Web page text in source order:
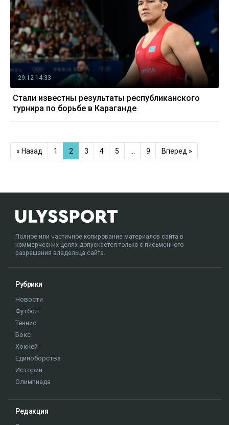
29.12 14:33
Стали известны результаты республиканского
турнира по борьбе в Караганде
« Назад 1 2 3 4 5 9 Вперед »
Полное или частичное копирование материалов сайта в
коммерческих целях допускается только с письменного
разрешения владельца сайта.
Рубрики
Новости
Футбол
Теннис
Бокс
Хоккей
Единоборства
Истории
Олимпиада
Редакция